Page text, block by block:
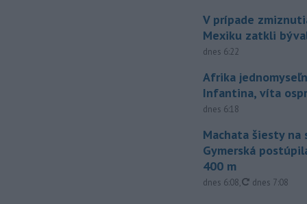
V prípade
Mexiku zatkli
dnes 6:22
Afrika
Infantina, víta
dnes 6:18
Machata šiesty na
Gymerská
400 m
dnes 6:08, aktualizované
dnes 7:08